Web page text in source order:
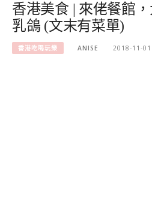
香港美食 | 來佬餐館
乳鴿 (文末有菜單)
香港吃喝玩樂 ANISE 2018-11-01